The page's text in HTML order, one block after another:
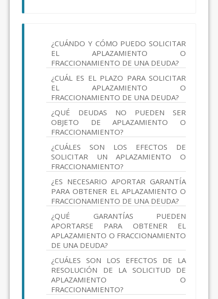
¿CUÁNDO Y CÓMO PUEDO SOLICITAR
EL APLAZAMIENTO O
FRACCIONAMIENTO DE UNA DEUDA?
¿CUÁL ES EL PLAZO PARA SOLICITAR
EL APLAZAMIENTO O
FRACCIONAMIENTO DE UNA DEUDA?
¿QUÉ DEUDAS NO PUEDEN SER
OBJETO DE APLAZAMIENTO O
FRACCIONAMIENTO?
¿CUÁLES SON LOS EFECTOS DE
SOLICITAR UN APLAZAMIENTO O
FRACCIONAMIENTO?
¿ES NECESARIO APORTAR GARANTÍA
PARA OBTENER EL APLAZAMIENTO O
FRACCIONAMIENTO DE UNA DEUDA?
¿QUÉ GARANTÍAS PUEDEN
APORTARSE PARA OBTENER EL
APLAZAMIENTO O FRACCIONAMIENTO
DE UNA DEUDA?
¿CUÁLES SON LOS EFECTOS DE LA
RESOLUCIÓN DE LA SOLICITUD DE
APLAZAMIENTO O
FRACCIONAMIENTO?